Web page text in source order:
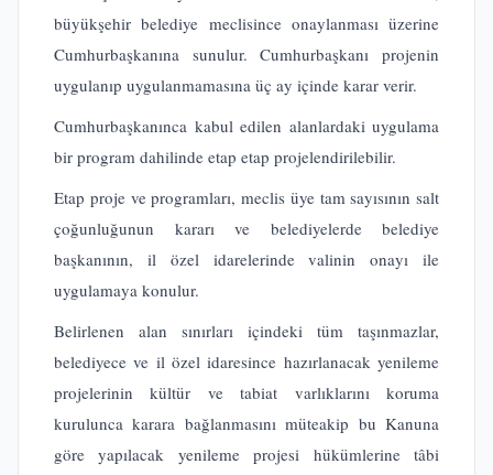
büyükşehir belediye meclisince onaylanması üzerine
Cumhurbaşkanına sunulur. Cumhurbaşkanı projenin
uygulanıp uygulanmamasına üç ay içinde karar verir.
Cumhurbaşkanınca kabul edilen alanlardaki uygulama
bir program dahilinde etap etap projelendirilebilir.
Etap proje ve programları, meclis üye tam sayısının salt
çoğunluğunun kararı ve belediyelerde belediye
başkanının, il özel idarelerinde valinin onayı ile
uygulamaya konulur.
Belirlenen alan sınırları içindeki tüm taşınmazlar,
belediyece ve il özel idaresince hazırlanacak yenileme
projelerinin kültür ve tabiat varlıklarını koruma
kurulunca karara bağlanmasını müteakip bu Kanuna
göre yapılacak yenileme projesi hükümlerine tâbi